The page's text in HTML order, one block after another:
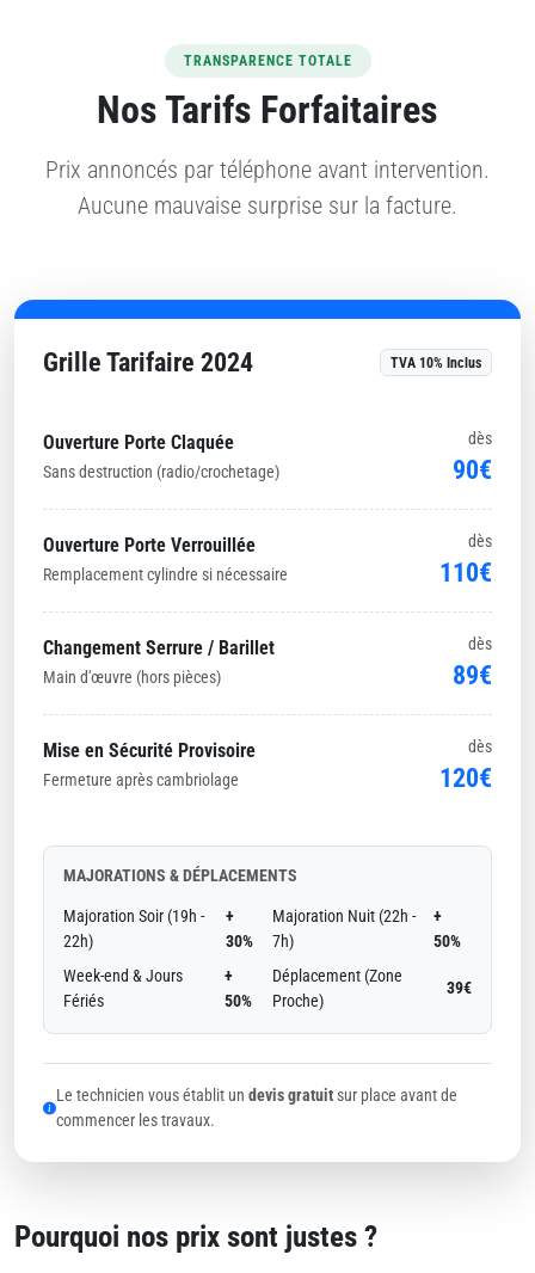
TRANSPARENCE TOTALE
Nos Tarifs Forfaitaires
Prix annoncés par téléphone avant intervention.
Aucune mauvaise surprise sur la facture.
Grille Tarifaire 2024 TVA 10% Inclus
Ouverture Porte Claquée
Sans destruction (radio/crochetage)
dès
90€
Ouverture Porte Verrouillée
Remplacement cylindre si nécessaire
dès
110€
Changement Serrure / Barillet
Main d'œuvre (hors pièces)
dès
89€
Mise en Sécurité Provisoire
Fermeture après cambriolage
dès
120€
MAJORATIONS & DÉPLACEMENTS
Majoration Soir (19h -
22h)
+
30%
Majoration Nuit (22h -
7h)
+
50%
Week-end & Jours
Fériés
+
50%
Déplacement (Zone
Proche)
39€
Le technicien vous établit un devis gratuitsur place avant de
commencer les travaux.
Pourquoi nos prix sont justes ?